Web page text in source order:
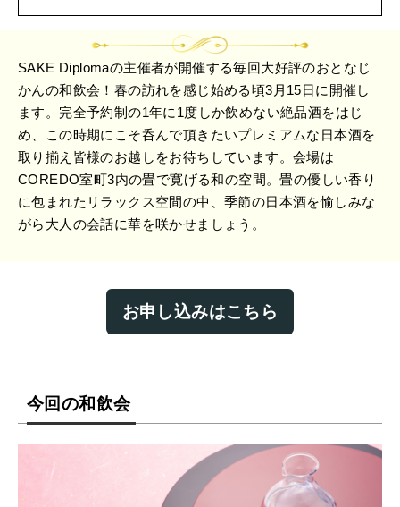
SAKE Diplomaの主催者が開催する毎回大好評のおとなじ
かんの和飲会！春の訪れを感じ始める頃3月15日に開催し
ます。完全予約制の1年に1度しか飲めない絶品酒をはじ
め、この時期にこそ呑んで頂きたいプレミアムな日本酒を
取り揃え皆様のお越しをお待ちしています。会場は
COREDO室町3内の畳で寛げる和の空間。畳の優しい香り
に包まれたリラックス空間の中、季節の日本酒を愉しみな
がら大人の会話に華を咲かせましょう。
お申し込みはこちら
今回の和飲会